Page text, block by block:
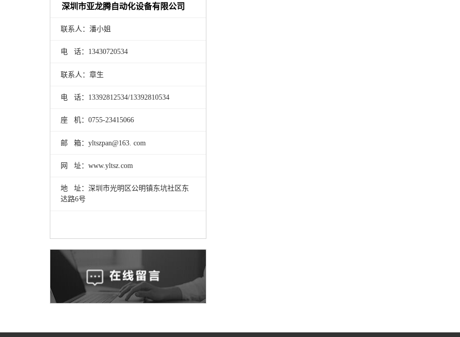
深圳市亚龙腾自动化设备有限公司
联系人：潘小姐
电 话：13430720534
联系人：章生
电 话：13392812534/13392810534
座 机：0755-23415066
邮 箱：yltszpan@163. com
网 址：www.yltsz.com
地 址：深圳市光明区公明镇东坑社区东
达路6号